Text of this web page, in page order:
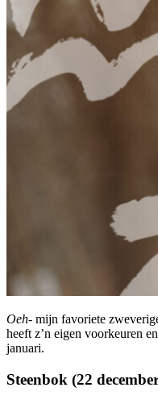
Oeh- mijn favoriete
heeft z’n eigen voorkeuren
januari.
Steenbok (22